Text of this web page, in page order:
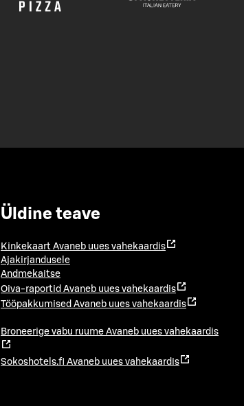
Üldine teave
Kinkekaart Avaneb uues vahekaardis
Ajakirjandusele
Andmekaitse
Oiva-raportid Avaneb uues vahekaardis
Tööpakkumised Avaneb uues vahekaardis
Broneerige vabu ruume Avaneb uues vahekaardis
Sokoshotels.fi Avaneb uues vahekaardis